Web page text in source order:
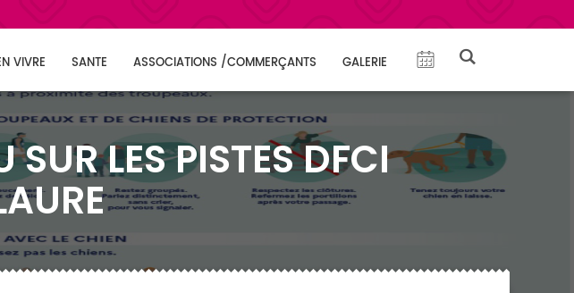
VIVRE SANTE ASSOCIATIONS /COMMERÇANTS GALERIE
SUR LES PISTES DFCI